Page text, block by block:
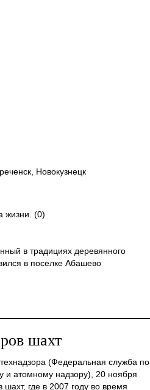
Новокузнецк
жизни. (0)
в традициях деревянного
в поселке Абашево
шахт
(Федеральная служба по
и атомному надзору), 20 ноября
шахт, где в 2007 году во время